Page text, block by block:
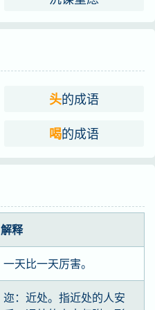
头的成语
喝的成语
解释
一天比一天厉害。
迩：近处。指近处的人安